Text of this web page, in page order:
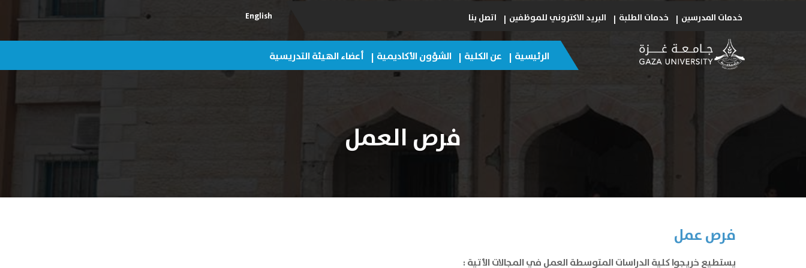
خدمات المدرسين خدمات الطلبة البريد الاكتروني للموظفين اتصل بنا English
الرئيسية عن الكلية الشؤون الأكاديمية أعضاء الهيئة التدريسية
فرص العمل
فرص عمل
يستطيع خريجوا كلية الدراسات المتوسطة العمل في المجالات الأتية :